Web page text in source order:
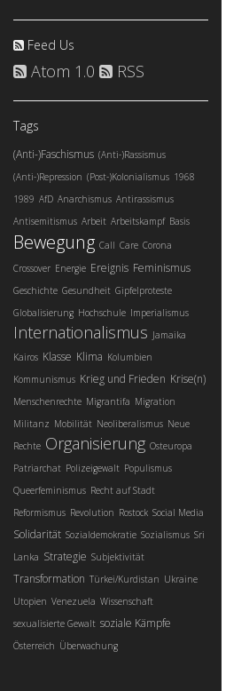
Feed Us
Atom 1.0 RSS
Tags
(Anti-)Faschismus (Anti-)Rassismus
(Anti-)Repression (Post-)Kolonialismus 1968
1989 AfD Anarchismus Antirassismus
Antisemitismus Arbeit Arbeitskampf Basis
Bewegung Call Care Corona
Crossover Energie Ereignis Feminismus
Geschichte Gesundheit Gipfelproteste
Globalisierung Hochschule Imperialismus
Internationalismus Jamaika
Kairos Klasse Klima Kolumbien
Kommunismus Krieg und Frieden Krise(n)
Menschenrechte Migrantifa Migration
Militanz Mobilität Neoliberalismus Neue
Rechte Organisierung Osteuropa
Patriarchat Polizeigewalt Populismus
Queerfeminismus Recht auf Stadt
Reformismus Revolution Rostock Social Media
Solidarität Sozialdemokratie Sozialismus Sri
Lanka Strategie Subjektivität
Transformation Türkei/Kurdistan Ukraine
Utopien Venezuela Wissenschaft
sexualisierte Gewalt soziale Kämpfe
Österreich Überwachung